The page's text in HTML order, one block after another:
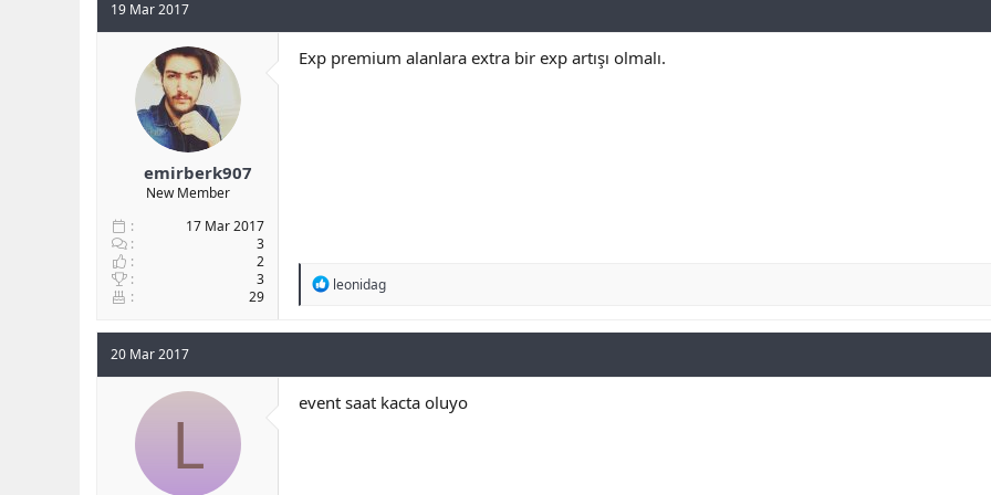
19 Mar 2017
emirberk907
New Member
17 Mar 2017
3
2
3
29
Exp premium alanlara extra bir exp artışı olmalı.
R
c
n
leonidag
20 Mar 2017
L event saat kacta oluyo